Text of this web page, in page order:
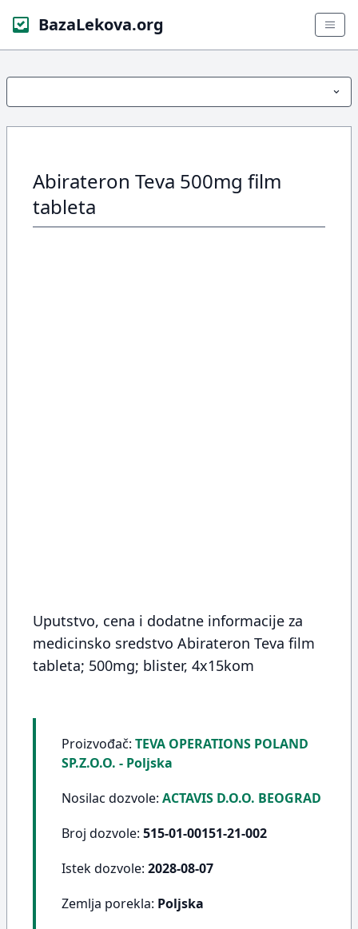
BazaLekova.org
Abirateron Teva 500mg film
tableta
Uputstvo, cena i dodatne informacije za
medicinsko sredstvo Abirateron Teva film
tableta; 500mg; blister, 4x15kom
Proizvođač: TEVA OPERATIONS POLAND
SP.Z.O.O. - Poljska
Nosilac dozvole: ACTAVIS D.O.O. BEOGRAD
Broj dozvole: 515-01-00151-21-002
Istek dozvole: 2028-08-07
Zemlja porekla: Poljska